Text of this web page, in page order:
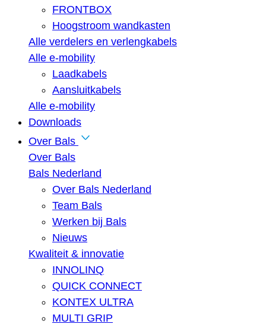
FRONTBOX
Hoogstroom wandkasten
Alle verdelers en verlengkabels
Alle e-mobility
Laadkabels
Aansluitkabels
Alle e-mobility
Downloads
Over Bals
Over Bals
Bals Nederland
Over Bals Nederland
Team Bals
Werken bij Bals
Nieuws
Kwaliteit & innovatie
INNOLINQ
QUICK CONNECT
KONTEX ULTRA
MULTI GRIP